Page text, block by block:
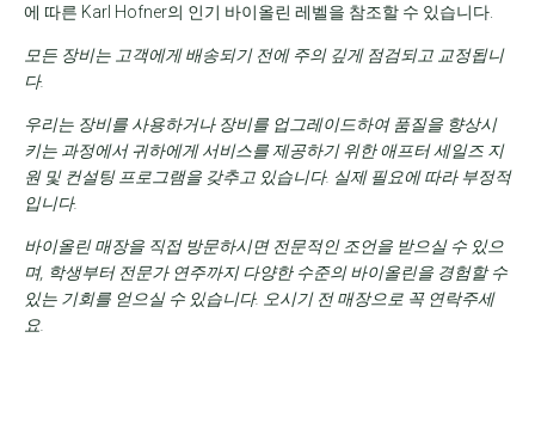
에 따른 Karl Hofner의 인기 바이올린 레벨을 참조할 수 있습니다.
모든 장비는 고객에게 배송되기 전에 주의 깊게 점검되고 교정됩니
다.
우리는 장비를 사용하거나 장비를 업그레이드하여 품질을 향상시
키는 과정에서 귀하에게 서비스를 제공하기 위한 애프터 세일즈 지
원 및 컨설팅 프로그램을 갖추고 있습니다. 실제 필요에 따라 부정적
입니다.
바이올린 매장을 직접 방문하시면 전문적인 조언을 받으실 수 있으
며, 학생부터 전문가 연주까지 다양한 수준의 바이올린을 경험할 수
있는 기회를 얻으실 수 있습니다. 오시기 전 매장으로 꼭 연락주세
요.